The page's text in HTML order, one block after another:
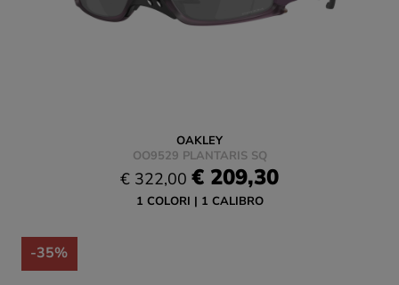
OAKLEY
OO9529 PLANTARIS SQ
€ 322,00 € 209,30
1 COLORI 1 CALIBRO
-35%